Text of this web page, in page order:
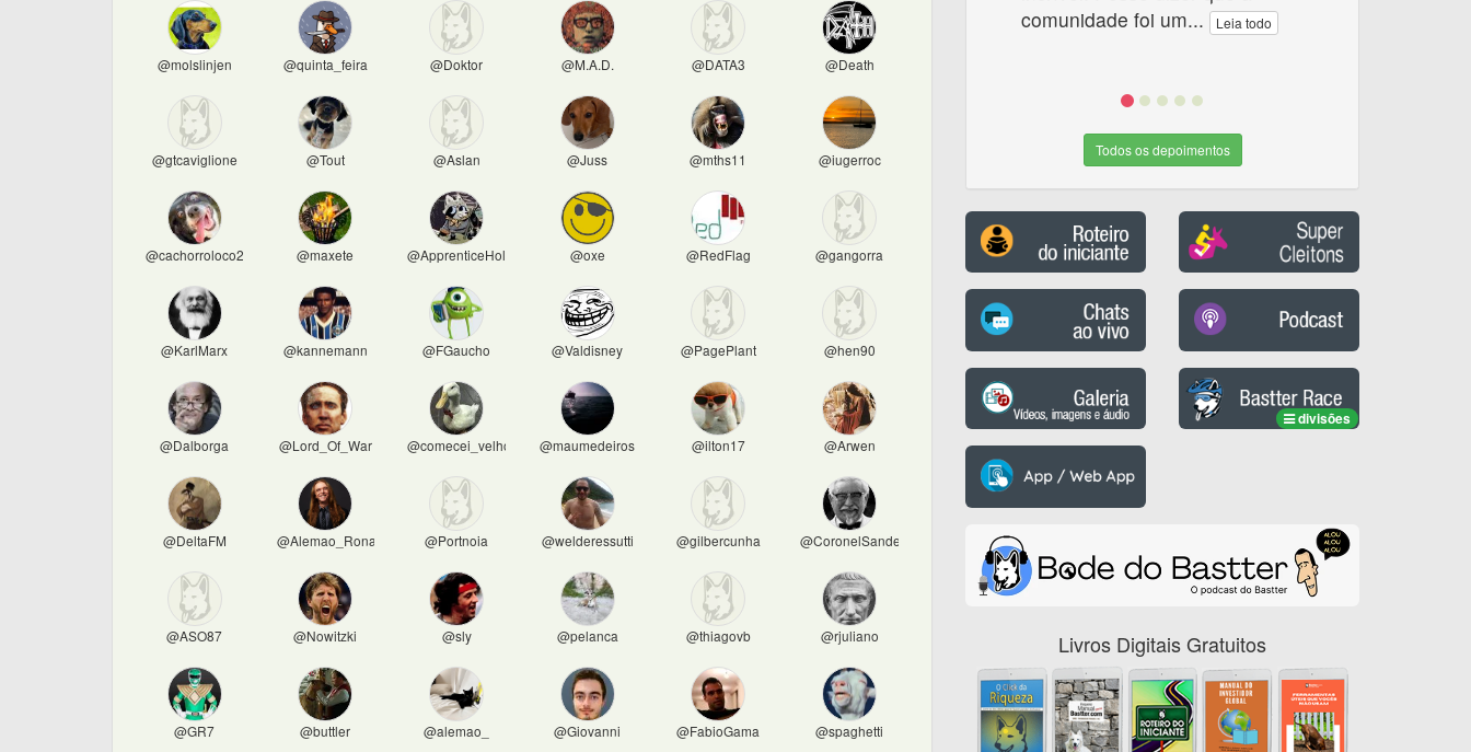
@molslinjen @quinta_feira @Doktor @M.A.D. @DATA3 @Death
@gtcaviglione @Tout @Aslan @Juss @mths11 @iugerroc
@cachorroloco2 @maxete @ApprenticeHolder @oxe @RedFlag @gangorra
@KarlMarx @kannemann @FGaucho @Valdisney @PagePlant @hen90
@Dalborga @Lord_Of_War @comecei_velho @maumedeiros @ilton17 @Arwen
@DeltaFM @Alemao_Ronaldo @Portnoia @welderessutti @gilbercunha @CoronelSanders
@ASO87 @Nowitzki @sly @pelanca @thiagovb @rjuliano
@GR7 @buttler @alemao_ @Giovanni @FabioGama @spaghetti
comunidade foi um... Leia todo
Todos os depoimentos
divisões
Livros Digitais Gratuitos